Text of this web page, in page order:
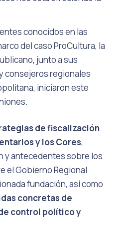
conocidos en las
del caso ProCultura, la
junto a sus
consejeros regionales
iniciaron este
de fiscalización
y los Cores,
y antecedentes sobre los
el Gobierno Regional
fundación, así como
concretas de
control político y